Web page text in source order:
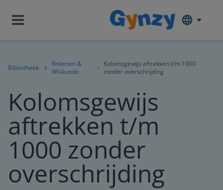
Bibliotheek
Rekenen &
Wiskunde
Kolomsgewijs aftrekken t/m 1000
zonder overschrijding
Kolomsgewijs
aftrekken t/m
1000 zonder
overschrijding